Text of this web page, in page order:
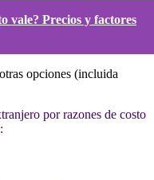
vale? Precios y factores
opciones (incluida
por razones de costo